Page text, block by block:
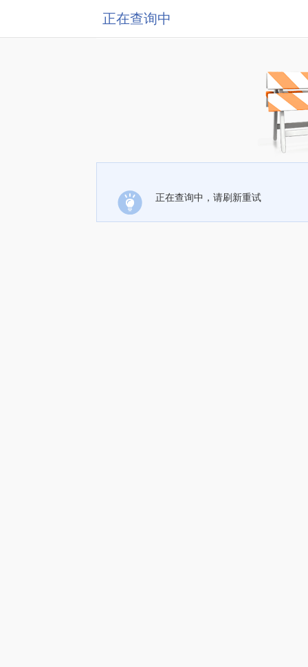
正在查询中
正在查询中，请刷新重试